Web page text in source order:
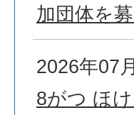
加団体を
2026年07
8がつ ほ